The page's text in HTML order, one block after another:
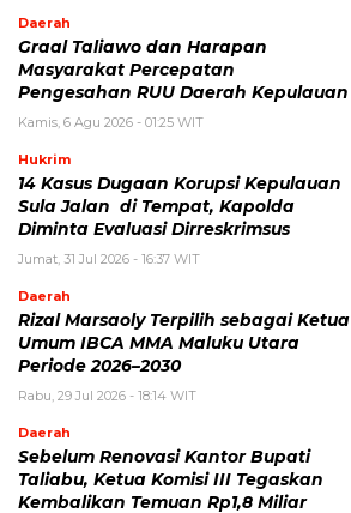
Daerah
Graal Taliawo dan Harapan
Masyarakat Percepatan
Pengesahan RUU Daerah Kepulauan
Kamis, 6 Agu 2026 - 01:25 WIT
Hukrim
14 Kasus Dugaan Korupsi Kepulauan
Sula Jalan di Tempat, Kapolda
Diminta Evaluasi Dirreskrimsus
Jumat, 31 Jul 2026 - 16:37 WIT
Daerah
Rizal Marsaoly Terpilih sebagai Ketua
Umum IBCA MMA Maluku Utara
Periode 2026–2030
Rabu, 29 Jul 2026 - 18:14 WIT
Daerah
Sebelum Renovasi Kantor Bupati
Taliabu, Ketua Komisi III Tegaskan
Kembalikan Temuan Rp1,8 Miliar